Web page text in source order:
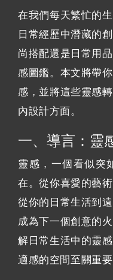
在我們每天繁忙的
日常經歷中潛藏的
尚搭配還是日常用
感圖鑑。本文將帶
感，並將這些靈感
內設計方面。
一、導言：靈
靈感，一個看似突
在。從你喜愛的藝
從你的日常生活到
成為下一個創意的
解日常生活中的靈
適感的空間至關重要